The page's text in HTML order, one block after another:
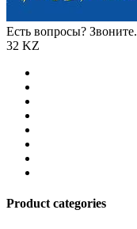
Есть вопросы? Звоните.
32 KZ
Product categories